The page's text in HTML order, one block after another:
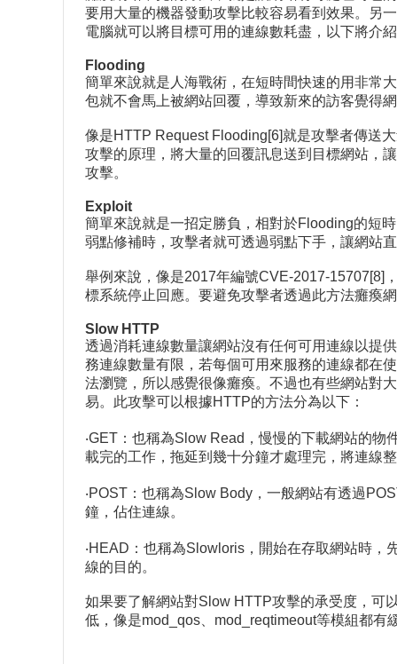
要用大量的機器發動攻擊比較容易看到效果。另
電腦就可以將目標可用的連線數耗盡，以下將介
Flooding
簡單來說就是人海戰術，在短時間快速的用非常
包就不會馬上被網站回覆，導致新來的訪客覺得
像是HTTP Request Flooding[6]就是攻擊者傳送
攻擊的原理，將大量的回覆訊息送到目標網站，
攻擊。
Exploit
簡單來說就是一招定勝負，相對於Flooding的短
弱點修補時，攻擊者就可透過弱點下手，讓網站
舉例來說，像是2017年編號CVE-2017-15707[8]
標系統停止回應。要避免攻擊者透過此方法癱瘓
Slow HTTP
透過消耗連線數量讓網站沒有任何可用連線以提
務連線數量有限，若每個可用來服務的連線都在
法瀏覽，所以感覺很像癱瘓。不過也有些網站對
易。此攻擊可以根據HTTP的方法分為以下：
‧GET：也稱為Slow Read，慢慢的下載網站的
載完的工作，拖延到幾十分鐘才處理完，將連線
‧POST：也稱為Slow Body，一般網站有透過
鐘，佔住連線。
‧HEAD：也稱為Slowloris，開始在存取網站時
線的目的。
如果要了解網站對Slow HTTP攻擊的承受度，可
低，像是mod_qos、mod_reqtimeout等模組都有